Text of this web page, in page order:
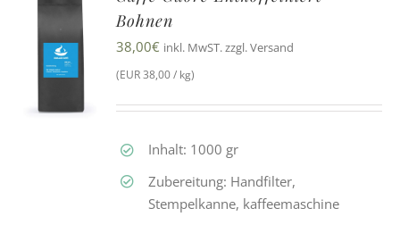
Bohnen
38,00€ inkl. MwST. zzgl. Versand
(EUR 38,00 / kg)
Inhalt: 1000 gr
Zubereitung: Handfilter,
Stempelkanne, kaffeemaschine